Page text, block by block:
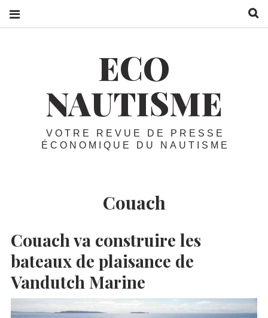
ECO
NAUTISME
VOTRE REVUE DE PRESSE
ÉCONOMIQUE DU NAUTISME
Couach
Couach va construire les
bateaux de plaisance de
Vandutch Marine